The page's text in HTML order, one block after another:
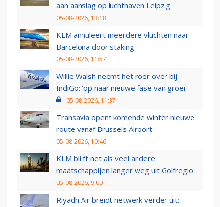
aan aanslag op luchthaven Leipzig
05-08-2026, 13:18
KLM annuleert meerdere vluchten naar
Barcelona door staking
05-08-2026, 11:57
Willie Walsh neemt het roer over bij
IndiGo: 'op naar nieuwe fase van groei'
05-08-2026, 11:37
Transavia opent komende winter nieuwe
route vanaf Brussels Airport
05-08-2026, 10:46
KLM blijft net als veel andere
maatschappijen langer weg uit Golfregio
05-08-2026, 9:00
Riyadh Air breidt netwerk verder uit: